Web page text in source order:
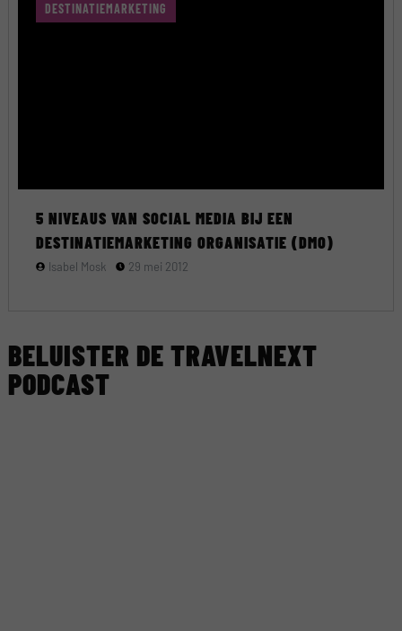
DESTINATIEMARKETING
5 NIVEAUS VAN SOCIAL MEDIA BIJ EEN
DESTINATIEMARKETING ORGANISATIE (DMO)
Isabel Mosk 29 mei 2012
BELUISTER DE TRAVELNEXT
PODCAST